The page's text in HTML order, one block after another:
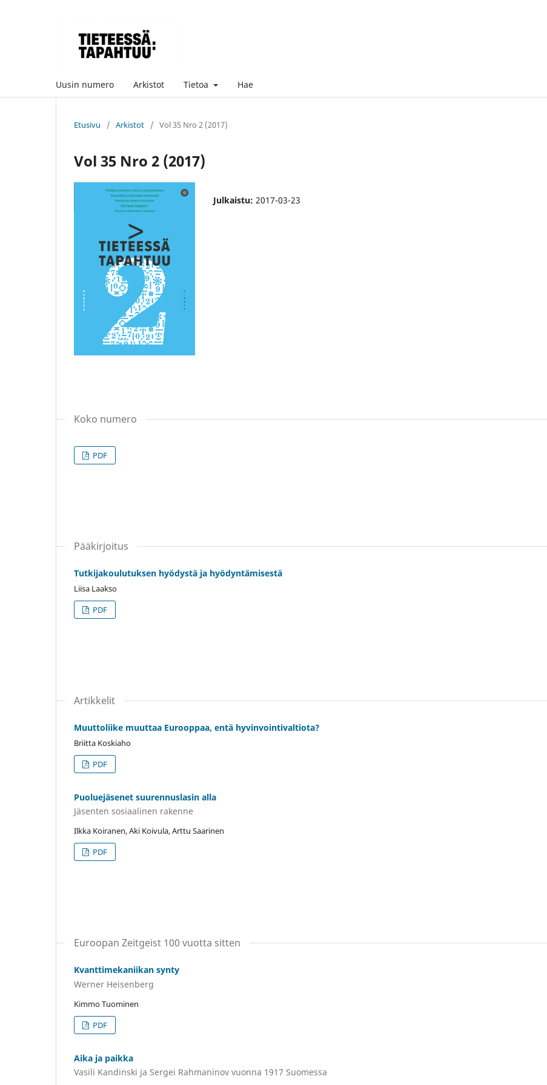
Uusin numero Arkistot Tietoa Hae
Etusivu / Arkistot / Vol 35 Nro 2 (2017)
Vol 35 Nro 2 (2017)
Julkaistu: 2017-03-23
Koko numero
PDF
Pääkirjoitus
Tutkijakoulutuksen hyödystä ja hyödyntämisestä
Liisa Laakso
PDF
Artikkelit
Muuttoliike muuttaa Eurooppaa, entä hyvinvointivaltiota?
Briitta Koskiaho
PDF
Puoluejäsenet suurennuslasin alla
Jäsenten sosiaalinen rakenne
Ilkka Koiranen, Aki Koivula, Arttu Saarinen
PDF
Euroopan Zeitgeist 100 vuotta sitten
Kvanttimekaniikan synty
Werner Heisenberg
Kimmo Tuominen
PDF
Aika ja paikka
Vasili Kandinski ja Sergei Rahmaninov vuonna 1917 Suomessa